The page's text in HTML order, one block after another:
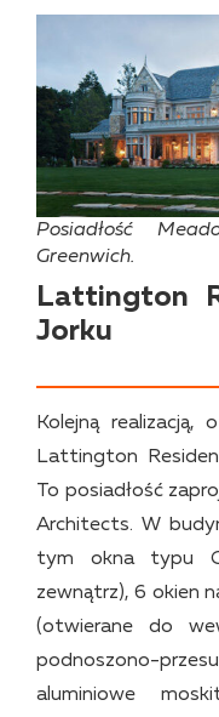
Posiadłość
Greenwich.
Lattington
Jorku
Kolejną
Lattington
To posiadłość
Architects. W
tym okna typu
zewnątrz), 6 okien
(otwierane do
podnoszono-
aluminiowe